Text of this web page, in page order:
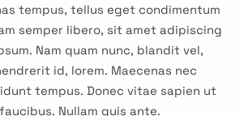
tempus, tellus eget condimentum
semper libero, sit amet adipiscing
Nam quam nunc, blandit vel,
id, lorem. Maecenas nec
tempus. Donec vitae sapien ut
Nullam quis ante.